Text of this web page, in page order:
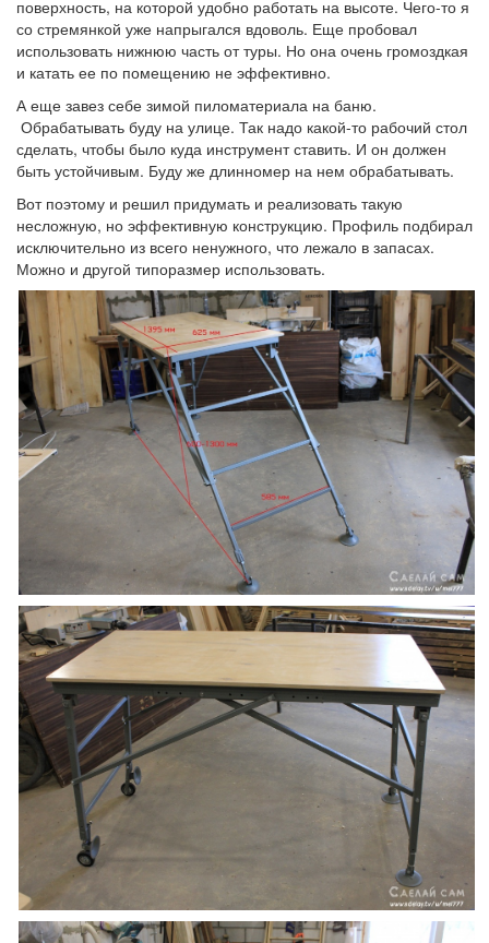
поверхность, на которой удобно работать на высоте. Чего-то я
со стремянкой уже напрыгался вдоволь. Еще пробовал
использовать нижнюю часть от туры. Но она очень громоздкая
и катать ее по помещению не эффективно.
А еще завез себе зимой пиломатериала на баню.
Обрабатывать буду на улице. Так надо какой-то рабочий стол
сделать, чтобы было куда инструмент ставить. И он должен
быть устойчивым. Буду же длинномер на нем обрабатывать.
Вот поэтому и решил придумать и реализовать такую
несложную, но эффективную конструкцию. Профиль подбирал
исключительно из всего ненужного, что лежало в запасах.
Можно и другой типоразмер использовать.